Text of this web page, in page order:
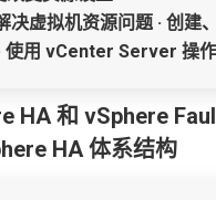
决虚拟机资源问题 · 创建
使用 vCenter Server 操
HA 和 vSphere
HA 体系结构